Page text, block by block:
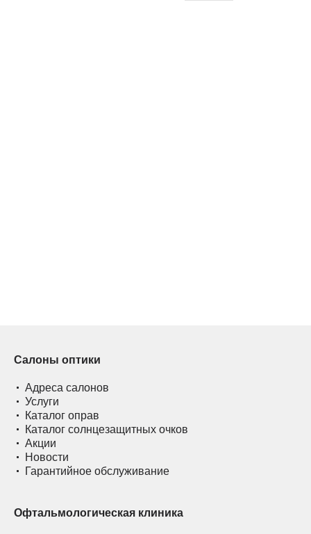
Салоны оптики
Адреса салонов
Услуги
Каталог оправ
Каталог солнцезащитных очков
Акции
Новости
Гарантийное обслуживание
Офтальмологическая клиника